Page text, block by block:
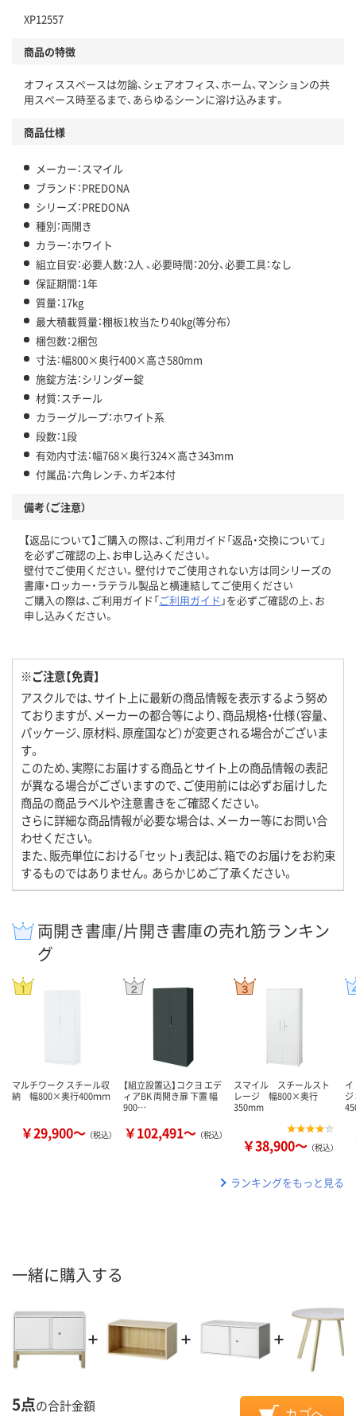
XP12557
商品の特徴
オフィススペースは勿論、シェアオフィス、ホーム、マンションの共
用スペース時至るまで、あらゆるシーンに溶け込みます。
商品仕様
メーカー：スマイル
ブランド：PREDONA
シリーズ：PREDONA
種別：両開き
カラー：ホワイト
組立目安：必要人数：2人 、必要時間：20分、必要工具：なし
保証期間：1年
質量：17kg
最大積載質量：棚板1枚当たり40kg(等分布）
梱包数：2梱包
寸法：幅800×奥行400×高さ580mm
施錠方法：シリンダー錠
材質：スチール
カラーグループ：ホワイト系
段数：1段
有効内寸法：幅768×奥行324×高さ343mm
付属品：六角レンチ、カギ2本付
備考（ご注意）
【返品について】ご購入の際は、ご利用ガイド「返品・交換について」
を必ずご確認の上、お申し込みください。
壁付でご使用ください。壁付けでご使用されない方は同シリーズの
書庫・ロッカー・ラテラル製品と横連結してご使用ください
ご購入の際は、ご利用ガイド「ご利用ガイド 」を必ずご確認の上、お
申し込みください。
※ご注意【免責】
アスクルでは、サイト上に最新の商品情報を表示するよう努め
ておりますが、メーカーの都合等により、商品規格・仕様（容量、
パッケージ、原材料、原産国など）が変更される場合がございま
す。
このため、実際にお届けする商品とサイト上の商品情報の表記
が異なる場合がございますので、ご使用前には必ずお届けした
商品の商品ラベルや注意書きをご確認ください。
さらに詳細な商品情報が必要な場合は、メーカー等にお問い合
わせください。
また、販売単位における「セット」表記は、箱でのお届けをお約束
するものではありません。あらかじめご了承ください。
両開き書庫/片開き書庫の売れ筋ランキン
グ
マルチワーク スチール収
納 幅800×奥行400ｍｍ
￥29,900～ （税込）
【組立設置込】コクヨ エデ
ィアBK 両開き扉 下置 幅
900…
￥102,491～ （税込）
スマイル スチールスト
レージ 幅800×奥行
350mm
￥38,900～ （税込）
ランキングをもっと見る
一緒に購入する
5点の合計金額